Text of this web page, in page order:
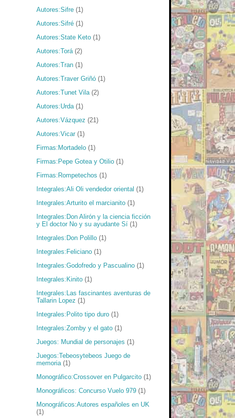
Autores:Sifre (1)
Autores:Sifré (1)
Autores:State Keto (1)
Autores:Torá (2)
Autores:Tran (1)
Autores:Traver Griñó (1)
Autores:Tunet Vila (2)
Autores:Urda (1)
Autores:Vázquez (21)
Autores:Vicar (1)
Firmas:Mortadelo (1)
Firmas:Pepe Gotea y Otilio (1)
Firmas:Rompetechos (1)
Integrales:Ali Oli vendedor oriental (1)
Integrales:Arturito el marcianito (1)
Integrales:Don Alirón y la ciencia ficción
y El doctor No y su ayudante Sí (1)
Integrales:Don Polillo (1)
Integrales:Feliciano (1)
Integrales:Godofredo y Pascualino (1)
Integrales:Kinito (1)
Integrales:Las fascinantes aventuras de
Tallarin Lopez (1)
Integrales:Polito tipo duro (1)
Integrales:Zomby y el gato (1)
Juegos: Mundial de personajes (1)
Juegos:Tebeosytebeos Juego de
memoria (1)
Monográfico:Crossover en Pulgarcito (1)
Monográficos: Concurso Vuelo 979 (1)
Monográficos:Autores españoles en UK
(1)